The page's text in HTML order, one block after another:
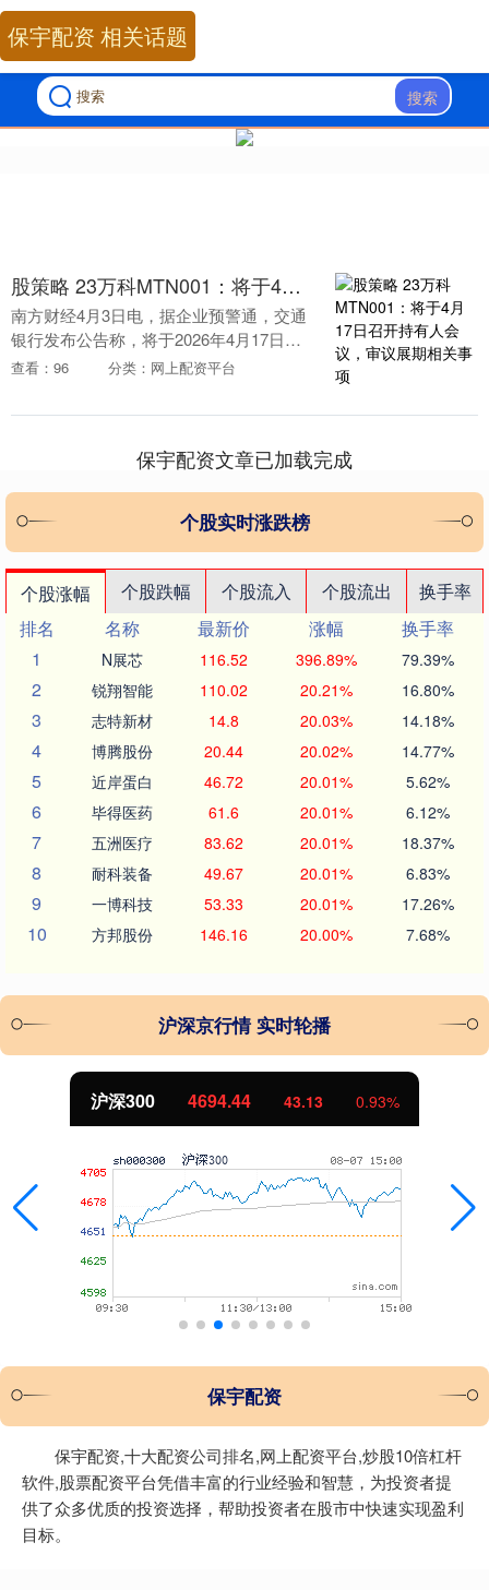
搜索
保宇配资 相关话题
股策略 23万科MTN001：将于4月17日召开持有人会议，审议展期相关事项
南方财经4月3日电，据企业预警通，交通
银行发布公告称，将于2026年4月17日以
非现场形式召开“23万科MTN001”债券的持
查看：96 分类：网上配资平台
保宇配资文章已加载完成
个股实时涨跌榜
个股涨幅 个股跌幅 个股流入 个股流出
换手率
排名
名称 最新价 涨幅
换手率
1
N展芯 116.52 396.89% 79.39%
2 锐翔智能 110.02 20.21% 16.80%
3 志特新材 14.8 20.03% 14.18%
4 博腾股份 20.44 20.02% 14.77%
5 近岸蛋白 46.72 20.01% 5.62%
6 毕得医药 61.6 20.01% 6.12%
7 五洲医疗 83.62 20.01% 18.37%
8 耐科装备 49.67 20.01% 6.83%
9 一博科技 53.33 20.01% 17.26%
10 方邦股份 146.16 20.00% 7.68%
沪深京行情 实时轮播
沪深300 4694.44 43.13 0.93%
保宇配资
保宇配资,十大配资公司排名,网上配资平台,炒股10倍杠杆
软件,股票配资平台凭借丰富的行业经验和智慧，为投资者提
供了众多优质的投资选择，帮助投资者在股市中快速实现盈利
目标。